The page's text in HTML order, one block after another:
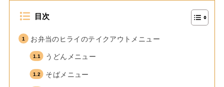
目次
お弁当のヒライのテイクアウトメニュー
うどんメニュー
そばメニュー